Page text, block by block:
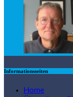
Informationsseiten
Home